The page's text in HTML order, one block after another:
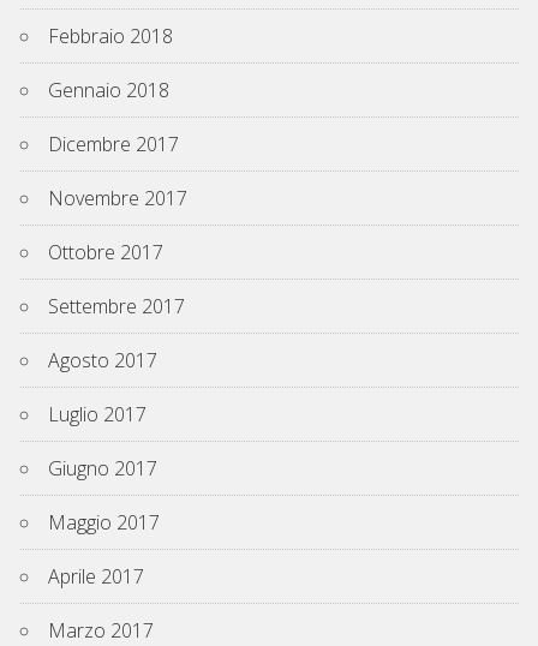
Febbraio 2018
Gennaio 2018
Dicembre 2017
Novembre 2017
Ottobre 2017
Settembre 2017
Agosto 2017
Luglio 2017
Giugno 2017
Maggio 2017
Aprile 2017
Marzo 2017